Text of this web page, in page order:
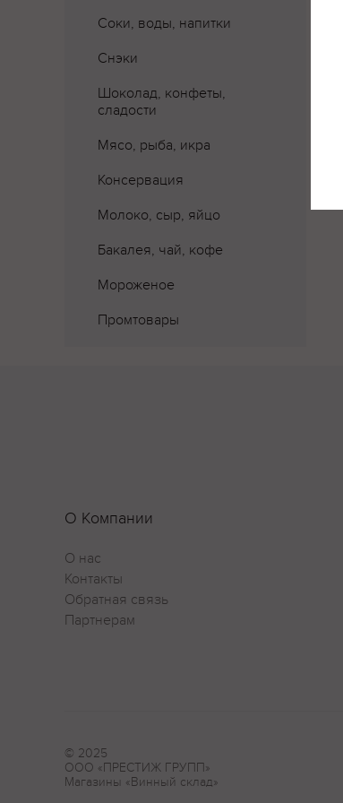
Соки, воды, напитки
Снэки
Шоколад, конфеты,
сладости
Мясо, рыба, икра
Консервация
Молоко, сыр, яйцо
Бакалея, чай, кофе
Мороженое
Промтовары
О Компании
О нас
Контакты
Обратная связь
Партнерам
© 2025
ООО «ПРЕСТИЖ ГРУПП»
Магазины «Винный склад»